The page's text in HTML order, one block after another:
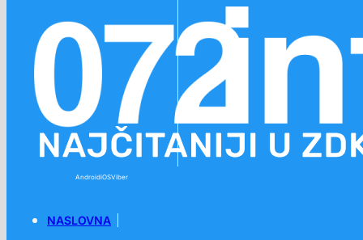
AndroidiOSViber
NASLOVNA